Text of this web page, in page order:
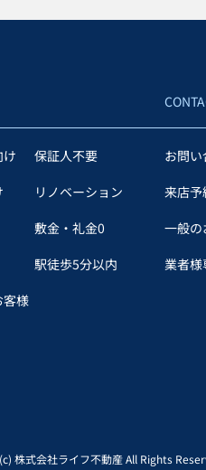
保証人不要
リノベーション
敷金・礼金0
駅徒歩5分以内
客様
お問
来店予
一般の
業者
株式会社ライフ不動産 All Rights